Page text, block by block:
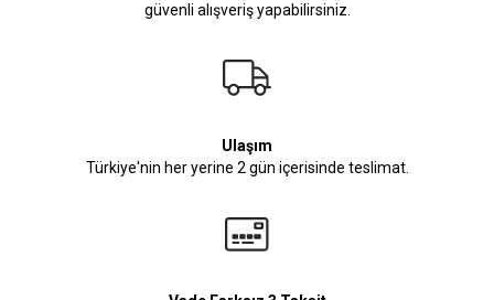
güvenli alışveriş yapabilirsiniz.
Ulaşım
Türkiye'nin her yerine 2 gün içerisinde teslimat.